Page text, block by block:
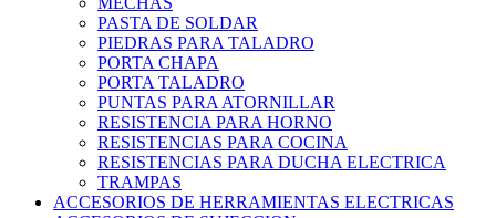
PASTA DE SOLDAR
PIEDRAS PARA TALADRO
PORTA CHAPA
PORTA TALADRO
PUNTAS PARA ATORNILLAR
RESISTENCIA PARA HORNO
RESISTENCIAS PARA COCINA
RESISTENCIAS PARA DUCHA ELECTRICA
TRAMPAS
ACCESORIOS DE HERRAMIENTAS ELECTRICAS